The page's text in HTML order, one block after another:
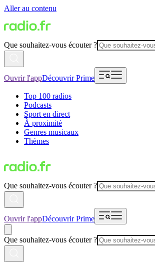
Aller au contenu
Que souhaitez-vous écouter ?
Ouvrir l'appDécouvrir Prime
Top 100 radios
Podcasts
Sport en direct
À proximité
Genres musicaux
Thèmes
Que souhaitez-vous écouter ?
Ouvrir l'appDécouvrir Prime
Que souhaitez-vous écouter ?